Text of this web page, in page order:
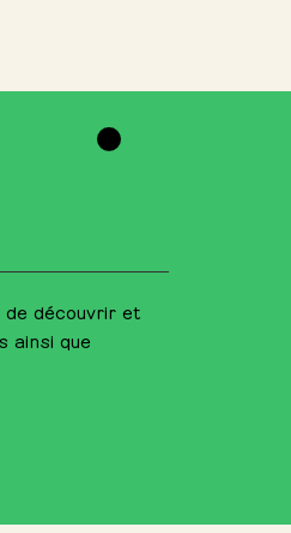
de découvrir et
ainsi que